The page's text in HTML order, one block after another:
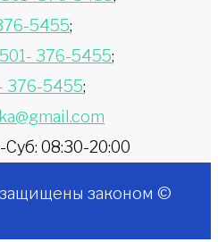
5455;
376-5455;
376-5455;
08:30-20:00
законом ©